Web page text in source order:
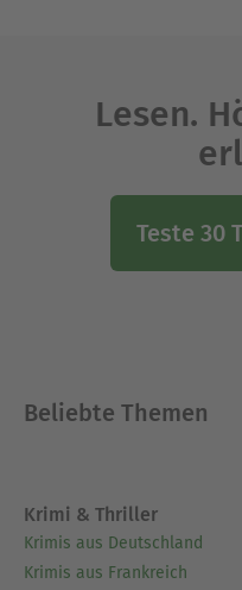
Lesen.
Teste 30
Beliebte Themen
Krimi & Thriller
Krimis aus Deutschland
Krimis aus Frankreich